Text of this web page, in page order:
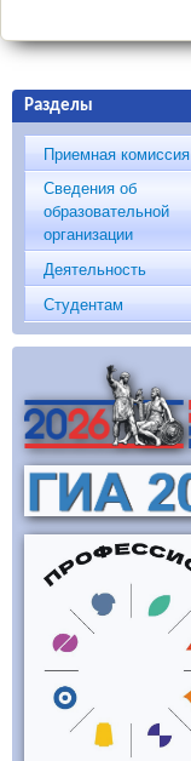
Разделы
Приемная комиссия
Сведения об
образовательной
организации
Деятельность
Студентам